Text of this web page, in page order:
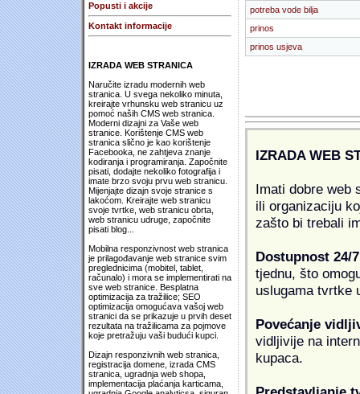
Popusti i akcije
Kontakt informacije
IZRADA WEB STRANICA
Naručite izradu modernih web
stranica. U svega nekoliko minuta,
kreirajte vrhunsku web stranicu uz
pomoć naših CMS web stranica.
Moderni dizajni za Vaše web
stranice. Korištenje CMS web
stranica slično je kao korištenje
Facebooka, ne zahtjeva znanje
kodiranja i programiranja. Započnite
pisati, dodajte nekoliko fotografija i
imate brzo svoju prvu web stranicu.
Mijenjajte dizajn svoje stranice s
lakoćom. Kreirajte web stranicu
svoje tvrtke, web stranicu obrta,
web stranicu udruge, započnite
pisati blog...
Mobilna responzivnost web stranica
je prilagođavanje web stranice svim
preglednicima (mobitel, tablet,
računalo) i mora se implementirati na
sve web stranice. Besplatna
optimizacija za tražilice; SEO
optimizacija omogućava vašoj web
stranici da se prikazuje u prvih deset
rezultata na tražilicama za pojmove
koje pretražuju vaši budući kupci.
Dizajn responzivnih web stranica,
registracija domene, izrada CMS
stranica, ugradnja web shopa,
implementacija plaćanja karticama,
potreba vode bilja
prinos
prinos usjeva
IZRADA WEB
Imati dobre web
ili organizaciju
zašto bi trebali
Dostupnost 24/7
tjednu, što
uslugama tvrtke
Povećanje
vidljivije na
kupaca.